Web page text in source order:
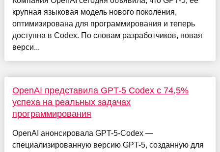
крупная языковая модель нового поколения,
оптимизирована для программирования и теперь
доступна в Codex. По словам разработчиков, новая
верси...
OpenAI представила GPT-5 Codex с 74,5%
успеха на реальных задачах
программирования
OpenAI анонсировала GPT-5-Codex —
специализированную версию GPT-5, созданную для